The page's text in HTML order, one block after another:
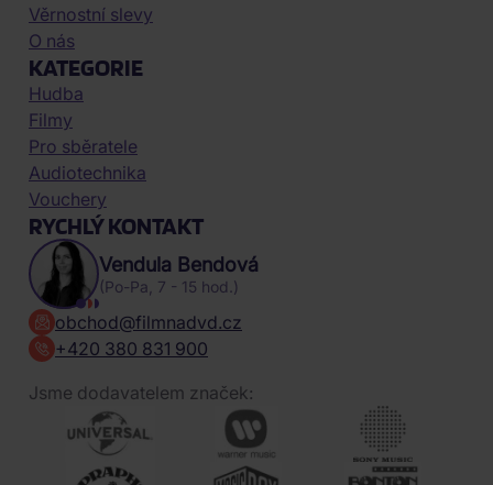
Věrnostní slevy
O nás
KATEGORIE
Hudba
Filmy
Pro sběratele
Audiotechnika
Vouchery
RYCHLÝ KONTAKT
Vendula Bendová
(Po-Pa, 7 - 15 hod.)
obchod@filmnadvd.cz
+420 380 831 900
Jsme dodavatelem značek: